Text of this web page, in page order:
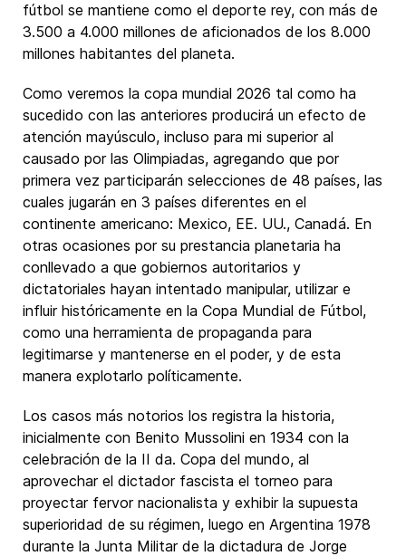
fútbol se mantiene como el deporte rey, con más de
3.500 a 4.000 millones de aficionados de los 8.000
millones habitantes del planeta.
Como veremos la copa mundial 2026 tal como ha
sucedido con las anteriores producirá un efecto de
atención mayúsculo, incluso para mi superior al
causado por las Olimpiadas, agregando que por
primera vez participarán selecciones de 48 países, las
cuales jugarán en 3 países diferentes en el
continente americano: Mexico, EE. UU., Canadá. En
otras ocasiones por su prestancia planetaria ha
conllevado a que gobiernos autoritarios y
dictatoriales hayan intentado manipular, utilizar e
influir históricamente en la Copa Mundial de Fútbol,
como una herramienta de propaganda para
legitimarse y mantenerse en el poder, y de esta
manera explotarlo políticamente.
Los casos más notorios los registra la historia,
inicialmente con Benito Mussolini en 1934 con la
celebración de la II da. Copa del mundo, al
aprovechar el dictador fascista el torneo para
proyectar fervor nacionalista y exhibir la supuesta
superioridad de su régimen, luego en Argentina 1978
durante la Junta Militar de la dictadura de Jorge